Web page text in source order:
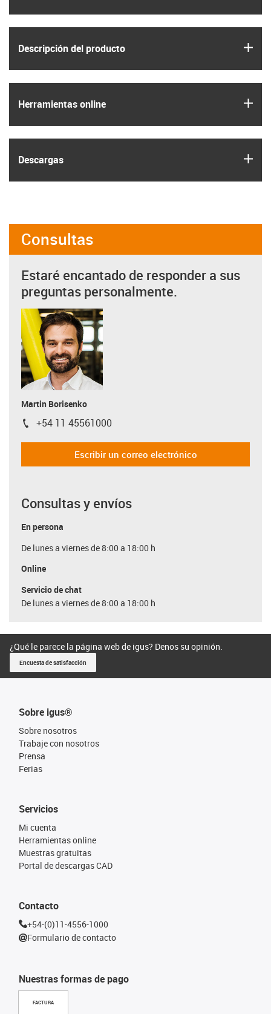
Descripción del producto
Herramientas online
Descargas
Consultas
Estaré encantado de responder a sus
preguntas personalmente.
Martin Borisenko
igus-icon-phone
+54 11 45561000
Escribir un correo electrónico
Consultas y envíos
En persona
De lunes a viernes de 8:00 a 18:00 h
Online
Servicio de chat
De lunes a viernes de 8:00 a 18:00 h
¿Qué le parece la página web de igus? Denos su opinión.
Encuesta de satisfacción
Sobre igus®
Sobre nosotros
Trabaje con nosotros
Prensa
Ferias
Nuestras formas de pago
FACTURA
Servicios
Mi cuenta
Herramientas online
Muestras gratuitas
Portal de descargas CAD
Contacto
+54-(0)11-4556-1000
Formulario de contacto